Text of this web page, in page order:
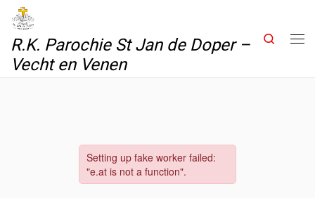
Skip to content
R.K. Parochie St Jan de Doper –
Vecht en Venen
Search